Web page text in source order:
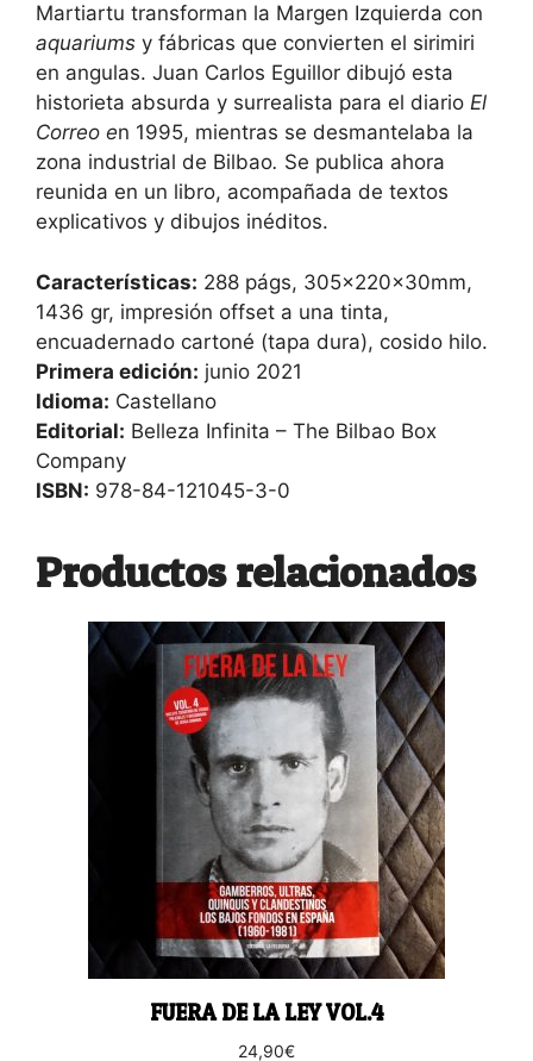
Martiartu transforman la Margen Izquierda con
aquariums y fábricas que convierten el sirimiri
en angulas. Juan Carlos Eguillor dibujó esta
historieta absurda y surrealista para el diario El
Correo en 1995, mientras se desmantelaba la
zona industrial de Bilbao. Se publica ahora
reunida en un libro, acompañada de textos
explicativos y dibujos inéditos.
Características: 288 págs, 305x220x30mm,
1436 gr, impresión offset a una tinta,
encuadernado cartoné (tapa dura), cosido hilo.
Primera edición: junio 2021
Idioma: Castellano
Editorial: Belleza Infinita – The Bilbao Box
Company
ISBN: 978-84-121045-3-0
Productos relacionados
FUERA DE LA LEY VOL.4
24,90€